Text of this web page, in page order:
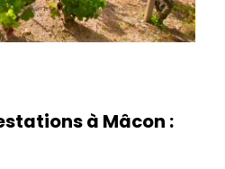
à Mâcon :